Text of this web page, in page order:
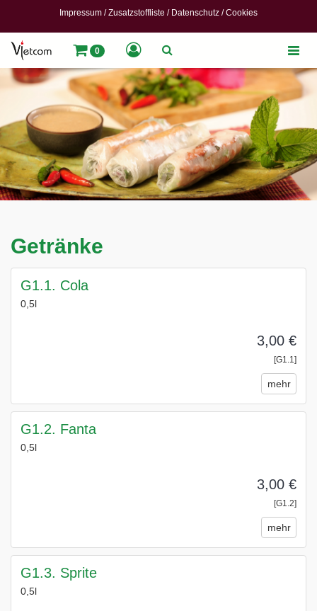
Impressum / Zusatzstoffliste / Datenschutz / Cookies
Toggle
0
Getränke
G1.1. Cola
0,5l
3,00 €
[G1.1]
mehr
G1.2. Fanta
0,5l
3,00 €
[G1.2]
mehr
G1.3. Sprite
0,5l